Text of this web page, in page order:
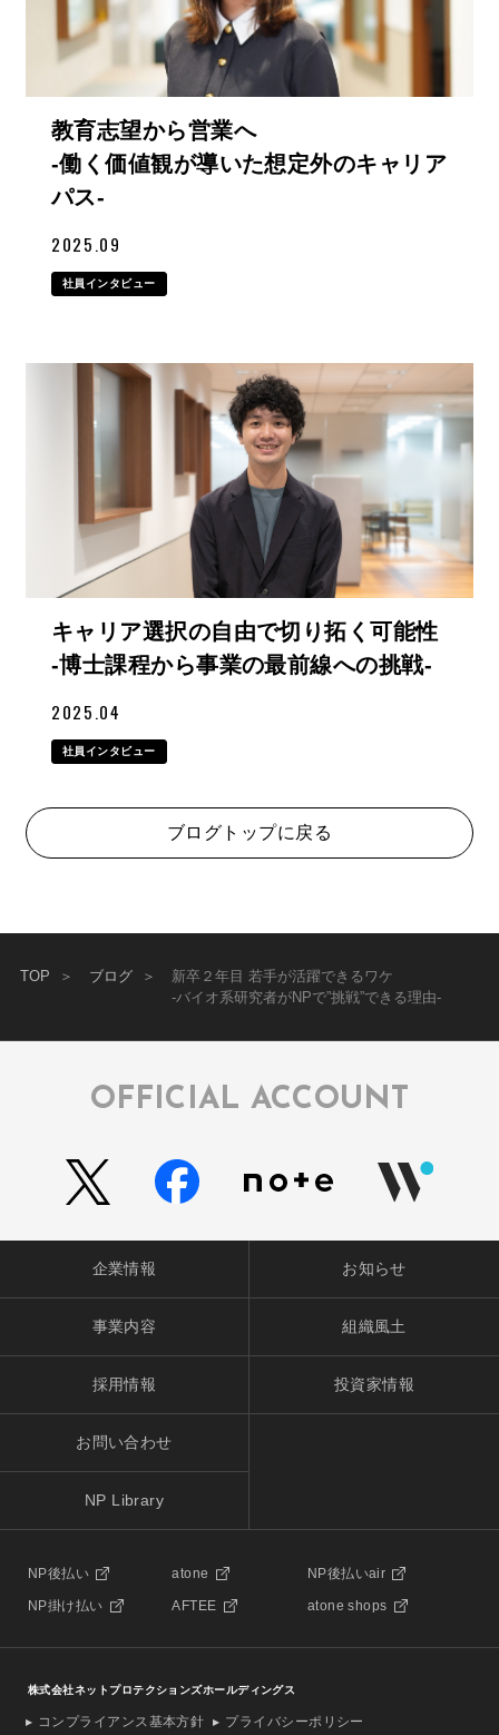
教育志望から営業へ
-働く価値観が導いた想定外のキャリア
パス-
2025.09
社員インタビュー
キャリア選択の自由で切り拓く可能性
-博士課程から事業の最前線への挑戦-
2025.04
社員インタビュー
ブログトップに戻る
TOP ブログ
新卒２年目 若手が活躍できるワケ
-バイオ系研究者がNPで”挑戦”できる理由-
OFFICIAL ACCOUNT
企業情報 お知らせ
事業内容 組織風土
採用情報 投資家情報
お問い合わせ
NP Library
NP後払い atone NP後払いair
NP掛け払い AFTEE atone shops
株式会社ネットプロテクションズホールディングス
コンプライアンス基本方針 プライバシーポリシー